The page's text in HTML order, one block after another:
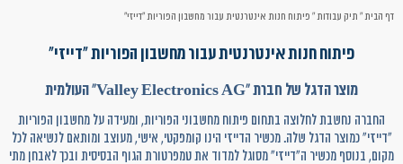
דף הבית» תיק עבודות» פיתוח חנות אינטרנטית עבור מחשבון הפוריות "דייזי"
פיתוח חנות אינטרנטית עבור מחשבון הפוריות "דייזי"
מוצר הדגל של חברת "Valley Electronics AG" העולמית
החברה נחשבת לחלוצה בתחום פיתוח מחשבוני הפוריות, ומעידה על מחשבון הפוריות
"דייזי" כמוצר הדגל שלה. מכשיר הדייזי הינו קומפקטי, אישי, מעוצב ומותאם לנשיאה לכל
מקום, בנוסף מכשיר ה"דייזי" מסוגל למדוד את טמפרטורת הגוף הבסיסית ובכך לאבחן מתי